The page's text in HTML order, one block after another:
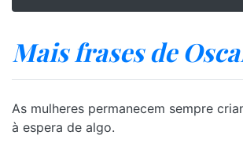
Mais frases de
As mulheres permanecem sempre
à espera de algo.